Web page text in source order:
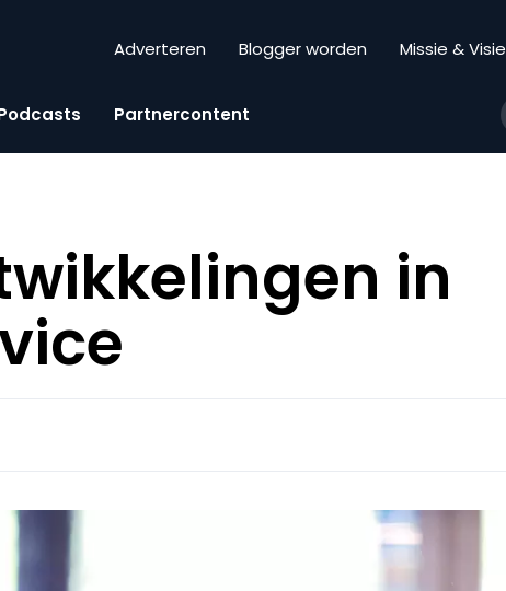
Adverteren Blogger worden Missie & Visie
Partnercontent
in